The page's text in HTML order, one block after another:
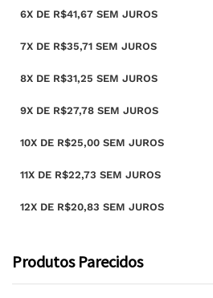
6X DE R$41,67 SEM JUROS
7X DE R$35,71 SEM JUROS
8X DE R$31,25 SEM JUROS
9X DE R$27,78 SEM JUROS
10X DE R$25,00 SEM JUROS
11X DE R$22,73 SEM JUROS
12X DE R$20,83 SEM JUROS
Produtos Parecidos